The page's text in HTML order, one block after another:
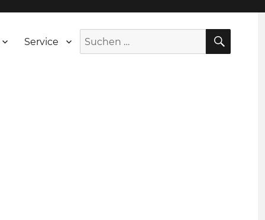
Service
Suche
nach: